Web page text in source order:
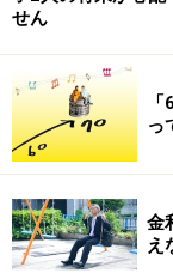
多くの人が、老
活が苦しいと思
セカンドライフ
で、早めにセカ
です。
老後資金の
せん
っ
金
え